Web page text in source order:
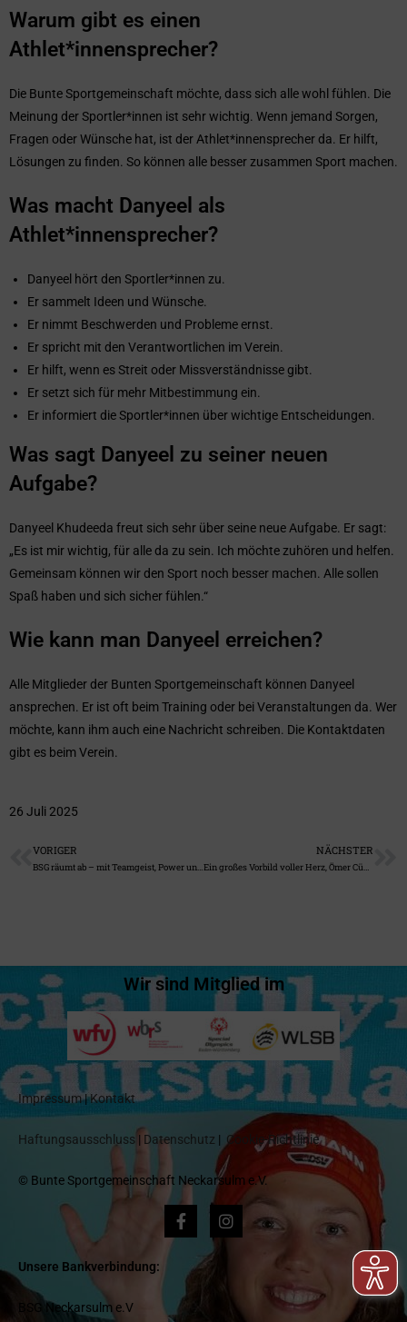
Warum gibt es einen
Athlet*innensprecher?
Die Bunte Sportgemeinschaft möchte, dass sich alle wohl fühlen. Die
Meinung der Sportler*innen ist sehr wichtig. Wenn jemand Sorgen,
Fragen oder Wünsche hat, ist der Athlet*innensprecher da. Er hilft,
Lösungen zu finden. So können alle besser zusammen Sport machen.
Was macht Danyeel als
Athlet*innensprecher?
Danyeel hört den Sportler*innen zu.
Er sammelt Ideen und Wünsche.
Er nimmt Beschwerden und Probleme ernst.
Er spricht mit den Verantwortlichen im Verein.
Er hilft, wenn es Streit oder Missverständnisse gibt.
Er setzt sich für mehr Mitbestimmung ein.
Er informiert die Sportler*innen über wichtige Entscheidungen.
Was sagt Danyeel zu seiner neuen
Aufgabe?
Danyeel Khudeeda freut sich sehr über seine neue Aufgabe. Er sagt:
„Es ist mir wichtig, für alle da zu sein. Ich möchte zuhören und helfen.
Gemeinsam können wir den Sport noch besser machen. Alle sollen
Spaß haben und sich sicher fühlen.“
Wie kann man Danyeel erreichen?
Alle Mitglieder der Bunten Sportgemeinschaft können Danyeel
ansprechen. Er ist oft beim Training oder bei Veranstaltungen da. Wer
möchte, kann ihm auch eine Nachricht schreiben. Die Kontaktdaten
gibt es beim Verein.
26 Juli 2025
VORIGER
BSG räumt ab – mit Teamgeist, Power und ganz viel guter Laune!
NÄCHSTER
Ein großes Vorbild voller Herz, Ömer Cümen
Wir sind Mitglied im
Impressum|Kontakt
Haftungsausschluss | Datenschutz | Cookie-Richtlinie
© Bunte Sportgemeinschaft Neckarsulm e.V.
Unsere Bankverbindung:
BSG Neckarsulm e.V